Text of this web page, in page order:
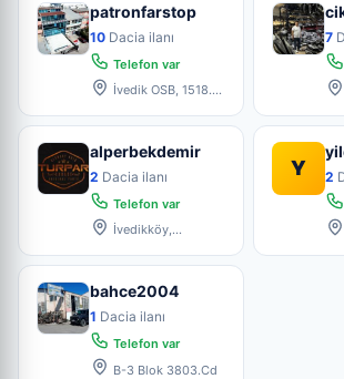
patronfarstop
10 Dacia ilanı
Telefon var
İvedik OSB, 1518.
Yenimah
7
alperbekdemir
2 Dacia ilanı
Telefon var
İvedikköy,
Blok No 19
Y 2
bahce2004
1 Dacia ilanı
Telefon var
B-3 Blok 3803.Cd